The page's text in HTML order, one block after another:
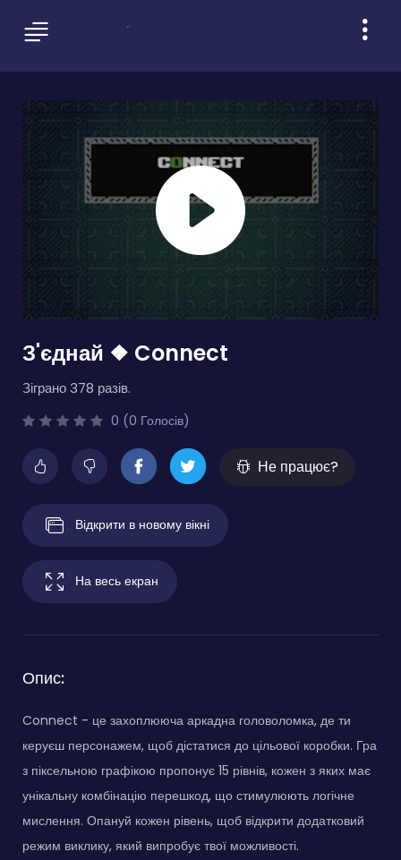
З'єднай ❖ Connect
Зіграно 378 разів.
0 (0 Голосів)
Не працює?
Відкрити в новому вікні
На весь екран
Опис:
Connect - це захоплююча аркадна головоломка, де ти
керуєш персонажем, щоб дістатися до цільової коробки. Гра
з піксельною графікою пропонує 15 рівнів, кожен з яких має
унікальну комбінацію перешкод, що стимулюють логічне
мислення. Опануй кожен рівень, щоб відкрити додатковий
режим виклику, який випробує твої можливості.